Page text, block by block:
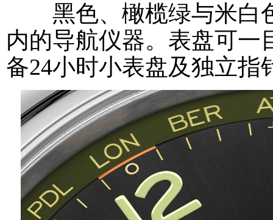
黑色、橄榄绿与米白
内的导航仪器。表盘可一
备24小时小表盘及独立